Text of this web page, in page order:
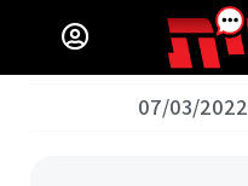
07/03/2022